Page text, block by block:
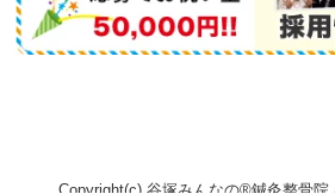
Copyright(c) 谷塚みんなの®鍼灸整骨院